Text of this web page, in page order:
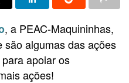
, a PEAC-Maquininhas,
são algumas das ações
apoiar os
ações!